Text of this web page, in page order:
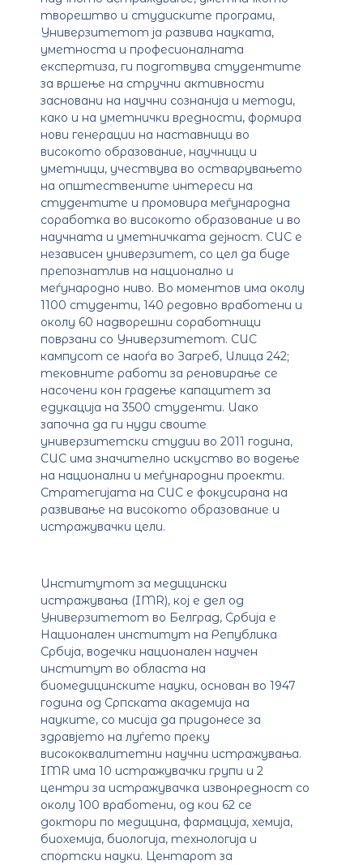
творештво и студиските програми,
Универзитетот ја развива науката,
уметноста и професионалната
експертиза, ги подготвува студентите
за вршење на стручни активности
засновани на научни сознанија и методи,
како и на уметнички вредности, формира
нови генерации на наставници во
високото образование, научници и
уметници, учествува во остварувањето
на општествените интереси на
студентите и промовира меѓународна
соработка во високото образование и во
научната и уметничката дејност. CUC е
независен универзитет, со цел да биде
препознатлив на национално и
меѓународно ниво. Во моментов има околу
1100 студенти, 140 редовно вработени и
околу 60 надворешни соработници
поврзани со Универзитетот. CUC
кампусот се наоѓа во Загреб, Илица 242;
тековните работи за реновирање се
насочени кон градење капацитет за
едукација на 3500 студенти. Иако
започна да ги нуди своите
универзитетски студии во 2011 година,
CUC има значително искуство во водење
на национални и меѓународни проекти.
Стратегијата на CUC е фокусирана на
развивање на високото образование и
истражувачки цели.
Институтот за медицински
истражувања (IMR), кој е дел од
Универзитетот во Белград, Србија е
Национален институт на Република
Србија, водечки национален научен
институт во областа на
биомедицинските науки, основан во 1947
година од Српската академија на
науките, со мисија да придонесе за
здравјето на луѓето преку
висококвалитетни научни истражувања.
IMR има 10 истражувачки групи и 2
центри за истражувачка извонредност со
околу 100 вработени, од кои 62 се
доктори по медицина, фармација, хемија,
биохемија, биологија, технологија и
спортски науки. Центарот за